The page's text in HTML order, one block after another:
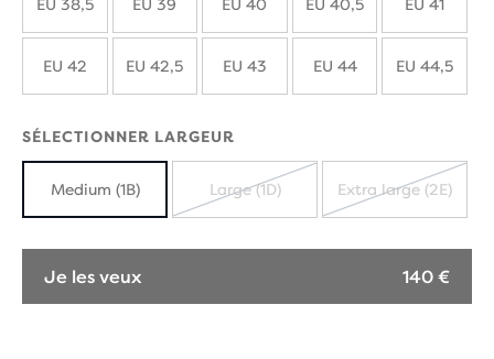
EU 38,5 EU 39 EU 40 EU 40,5 EU 41
EU 42 EU 42,5 EU 43 EU 44 EU 44,5
SÉLECTIONNER LARGEUR
Medium (1B) Large (1D) Extra large (2E)
Je les veux 140 €